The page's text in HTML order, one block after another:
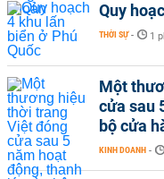
Quy
THỜI SỰ - 1
Một
cửa sau
bộ cửa
KINH DOANH -